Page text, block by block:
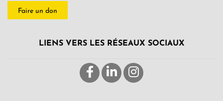
Faire un don
LIENS VERS LES RÉSEAUX SOCIAUX